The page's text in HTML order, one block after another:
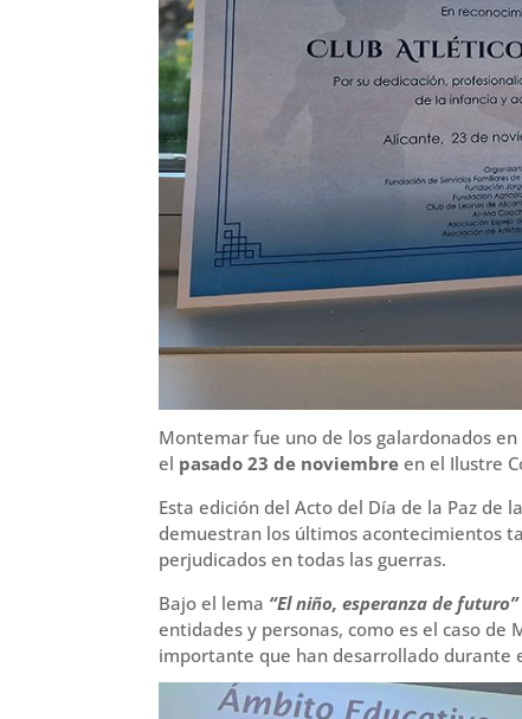
Montemar fue uno de los galardonados
el pasado 23 de noviembre en el Ilustre
Esta edición del Acto del Día de la Paz de
demuestran los últimos acontecimientos
perjudicados en todas las guerras.
Bajo el lema “El niño, esperanza de futuro”
entidades y personas, como es el caso
importante que han desarrollado durante